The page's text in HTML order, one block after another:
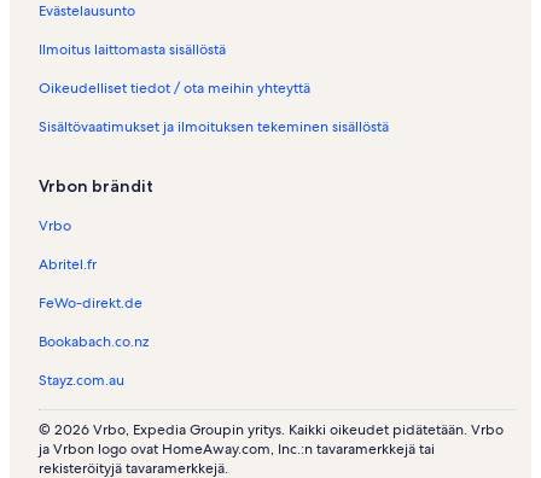
Evästelausunto
Ilmoitus laittomasta sisällöstä
Oikeudelliset tiedot / ota meihin yhteyttä
Sisältövaatimukset ja ilmoituksen tekeminen sisällöstä
Vrbon brändit
Vrbo
Abritel.fr
FeWo-direkt.de
Bookabach.co.nz
Stayz.com.au
© 2026 Vrbo, Expedia Groupin yritys. Kaikki oikeudet pidätetään. Vrbo
ja Vrbon logo ovat HomeAway.com, Inc.:n tavaramerkkejä tai
rekisteröityjä tavaramerkkejä.